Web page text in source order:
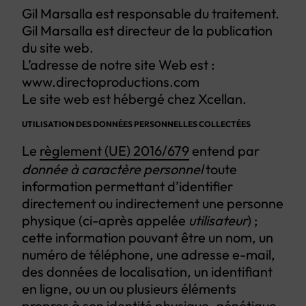
Gil Marsalla est responsable du traitement.
Gil Marsalla est directeur de la publication
du site web.
L’adresse de notre site Web est :
www.directoproductions.com
Le site web est hébergé chez Xcellan.
UTILISATION DES DONNÉES PERSONNELLES COLLECTÉES
Le règlement (UE) 2016/679 entend par
donnée à caractère personneltoute
information permettant d’identifier
directement ou indirectement une personne
physique (ci-après appelée utilisateur) ;
cette information pouvant être un nom, un
numéro de téléphone, une adresse e-mail,
des données de localisation, un identifiant
en ligne, ou un ou plusieurs éléments